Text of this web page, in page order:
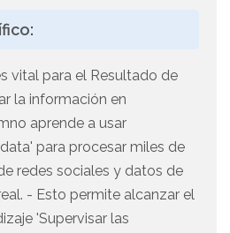
vital para el Resultado de
la información en
aprende a usar
para procesar miles de
redes sociales y datos de
- Esto permite alcanzar el
'Supervisar las